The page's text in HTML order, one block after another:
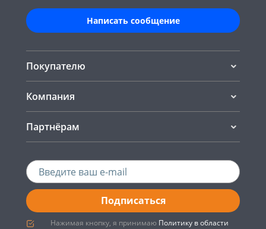
Написать сообщение
Покупателю
Компания
Партнёрам
Подписаться
Нажимая кнопку, я принимаю Политику в области